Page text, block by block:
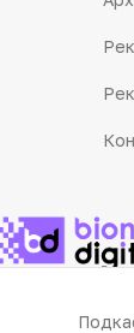
«Редакционная